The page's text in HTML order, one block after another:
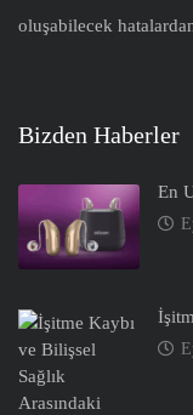
oluşabilecek
Bizden Haberler
En